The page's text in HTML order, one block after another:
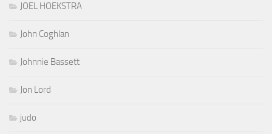
JOEL HOEKSTRA
John Coghlan
Johnnie Bassett
Jon Lord
judo